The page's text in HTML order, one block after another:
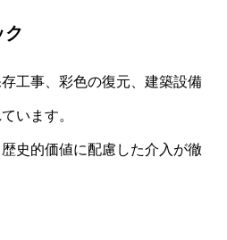
ク
工事、彩色の復元、建築設備
います。
史的価値に配慮した介入が徹